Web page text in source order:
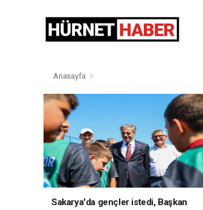
Anasayfa
Sakarya'da gençler istedi, Başkan